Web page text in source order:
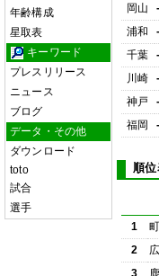
年齢構成
星取表
キーワード
プレスリリース
ニュース
ブログ
データ・その他
ダウンロード
toto
試合
選手
岡山
-
浦和
-
千葉
-
川崎
-
神戸
-
福岡
-
順位
1
2
3